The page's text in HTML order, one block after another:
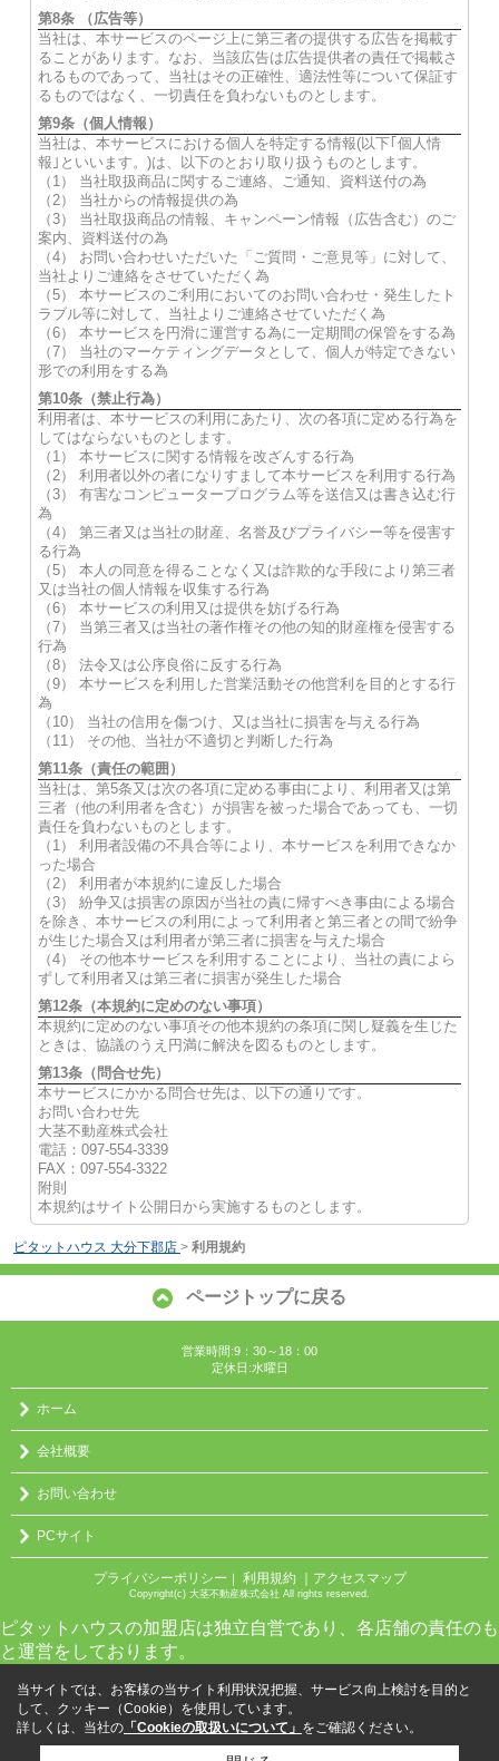
第8条 （広告等）
当社は、本サービスのページ上に第三者の提供する広告を掲載す
ることがあります。なお、当該広告は広告提供者の責任で掲載さ
れるものであって、当社はその正確性、適法性等について保証す
るものではなく、一切責任を負わないものとします。
第9条（個人情報）
当社は、本サービスにおける個人を特定する情報(以下｢個人情
報｣といいます。)は、以下のとおり取り扱うものとします。
（1） 当社取扱商品に関するご連絡、ご通知、資料送付の為
（2） 当社からの情報提供の為
（3） 当社取扱商品の情報、キャンペーン情報（広告含む）のご
案内、資料送付の為
（4） お問い合わせいただいた「ご質問・ご意見等」に対して、
当社よりご連絡をさせていただく為
（5） 本サービスのご利用においてのお問い合わせ・発生したト
ラブル等に対して、当社よりご連絡させていただく為
（6） 本サービスを円滑に運営する為に一定期間の保管をする為
（7） 当社のマーケティングデータとして、個人が特定できない
形での利用をする為
第10条（禁止行為）
利用者は、本サービスの利用にあたり、次の各項に定める行為を
してはならないものとします。
（1） 本サービスに関する情報を改ざんする行為
（2） 利用者以外の者になりすまして本サービスを利用する行為
（3） 有害なコンピュータープログラム等を送信又は書き込む行
為
（4） 第三者又は当社の財産、名誉及びプライバシー等を侵害す
る行為
（5） 本人の同意を得ることなく又は詐欺的な手段により第三者
又は当社の個人情報を収集する行為
（6） 本サービスの利用又は提供を妨げる行為
（7） 当第三者又は当社の著作権その他の知的財産権を侵害する
行為
（8） 法令又は公序良俗に反する行為
（9） 本サービスを利用した営業活動その他営利を目的とする行
為
（10） 当社の信用を傷つけ、又は当社に損害を与える行為
（11） その他、当社が不適切と判断した行為
第11条（責任の範囲）
当社は、第5条又は次の各項に定める事由により、利用者又は第
三者（他の利用者を含む）が損害を被った場合であっても、一切
責任を負わないものとします。
（1） 利用者設備の不具合等により、本サービスを利用できなか
った場合
（2） 利用者が本規約に違反した場合
（3） 紛争又は損害の原因が当社の責に帰すべき事由による場合
を除き、本サービスの利用によって利用者と第三者との間で紛争
が生じた場合又は利用者が第三者に損害を与えた場合
（4） その他本サービスを利用することにより、当社の責によら
ずして利用者又は第三者に損害が発生した場合
第12条（本規約に定めのない事項）
本規約に定めのない事項その他本規約の条項に関し疑義を生じた
ときは、協議のうえ円満に解決を図るものとします。
第13条（問合せ先）
本サービスにかかる問合せ先は、以下の通りです。
お問い合わせ先
大茎不動産株式会社
電話：097-554-3339
FAX：097-554-3322
附則
本規約はサイト公開日から実施するものとします。
ピタットハウス 大分下郡店 > 利用規約
ページトップに戻る
営業時間:9：30～18：00
定休日:水曜日
ホーム
会社概要
お問い合わせ
PCサイト
プライバシーポリシー ｜ 利用規約 ｜アクセスマップ
Copyright(c) 大茎不動産株式会社 All rights reserved.
ピタットハウスの加盟店は独立自営であり、各店舗の責任のも
と運営をしております。
当サイトでは、お客様の当サイト利用状況把握、サービス向上検討を目的と
して、クッキー（Cookie）を使用しています。
詳しくは、当社の 「Cookieの取扱いについて」 をご確認ください。